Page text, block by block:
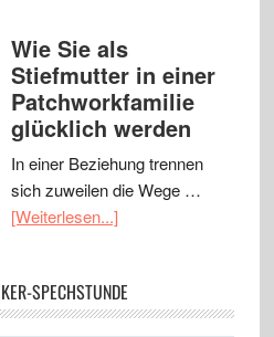
Wie Sie als
Stiefmutter in einer
Patchworkfamilie
glücklich werden
In einer Beziehung trennen
sich zuweilen die Wege …
[Weiterlesen...]
SPECHSTUNDE